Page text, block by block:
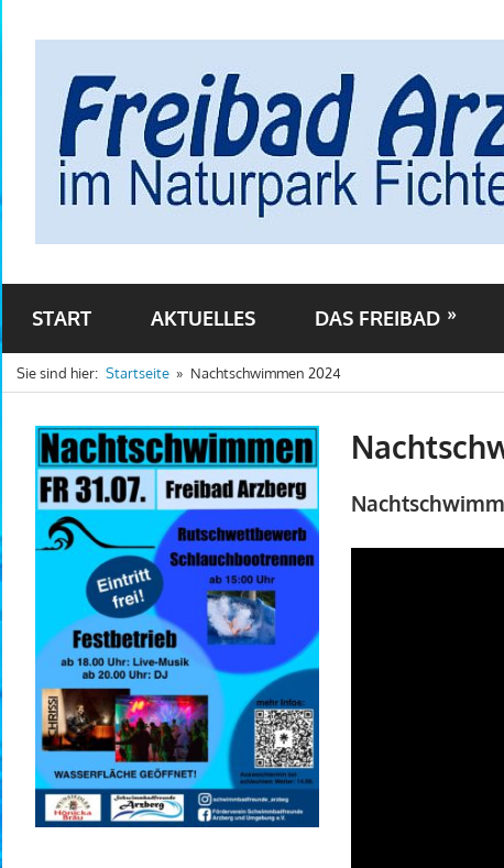
Inhalt
START AKTUELLES DAS FREIBAD
Sie sind hier: Startseite Nachtschwimmen 2024